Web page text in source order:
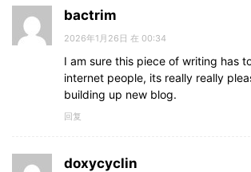
bactrim
2026年1月26日 在 00:34
I am sure this piece of writing has
internet people, its really really
building up new blog.
回复
doxycyclin